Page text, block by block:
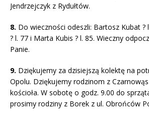
Jendrzejczyk z Rydułtów.
8. Do wieczności odeszli: Bartosz Kubat ?
? l. 77 i Marta Kubis ? l. 85. Wieczny
Panie.
9. Dziękujemy za dzisiejszą kolektę na
Opolu. Dziękujemy rodzinom z
kościoła. W sobotę o godz. 9.00 do
prosimy rodziny z Borek z ul. Obrońców